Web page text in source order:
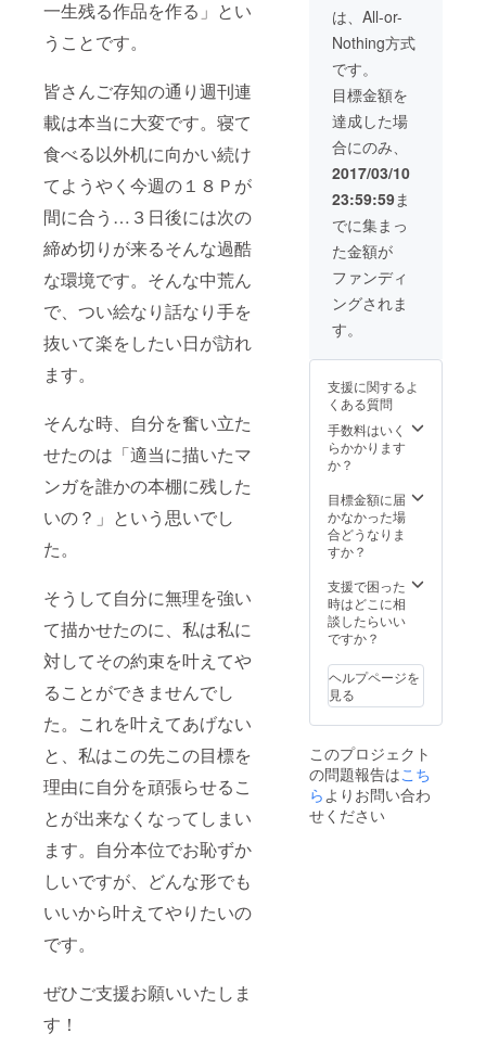
一生残る作品を作る」とい
うことです。
皆さんご存知の通り週刊連
載は本当に大変です。寝て
食べる以外机に向かい続け
てようやく今週の１８Ｐが
間に合う…３日後には次の
締め切りが来るそんな過酷
な環境です。そんな中荒ん
で、つい絵なり話なり手を
抜いて楽をしたい日が訪れ
ます。
そんな時、自分を奮い立た
せたのは「適当に描いたマ
ンガを誰かの本棚に残した
いの？」という思いでし
た。
そうして自分に無理を強い
て描かせたのに、私は私に
対してその約束を叶えてや
ることができませんでし
た。これを叶えてあげない
と、私はこの先この目標を
理由に自分を頑張らせるこ
とが出来なくなってしまい
ます。自分本位でお恥ずか
しいですが、どんな形でも
いいから叶えてやりたいの
です。
ぜひご支援お願いいたしま
す！
やキャ
ンセル
は受付
あらか
じめご
了承く
ださ
い。 ※
収録見
学会会
場（名
古屋市
内）ま
での交
通費は
自身で
い
（ボ
リュー
ム、内
・制作
中実際
使った
プロッ
トノー
ト、
ネーム
・Ａ～G
の中か
ら希望
のコー
ス１
セット
は、All-or-
Nothing方式
です。
目標金額を
達成した場
合にのみ、
2017/03/10
23:59:59ま
でに集まっ
た金額が
ファンディ
ングされま
す。
支援に関するよ
くある質問
手数料はいく
らかかります
か？
目標金額に届
かなかった場
合どうなりま
すか？
支援で困った
時はどこに相
談したらいい
ですか？
ヘルプページを
見る
このプロジェクト
の問題報告はこち
らよりお問い合わ
せください